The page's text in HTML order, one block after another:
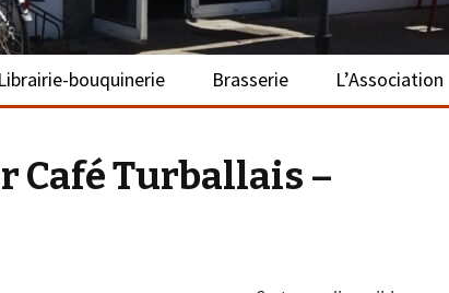
Librairie-bouquinerie
Brasserie
L’Association
Café Turballais –